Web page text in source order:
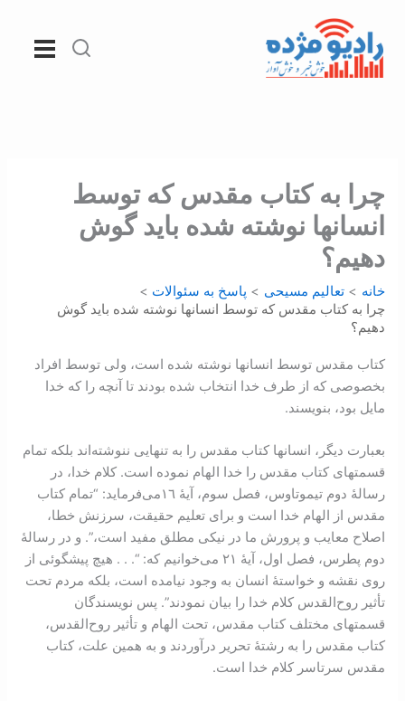
محتوا
چرا به کتاب ‌مقدس که توسط
انسانها نوشته شده باید گوش
دهیم؟
خانه تعالیم مسیحی
پاسخ به سئوالات
چرا به کتاب ‌مقدس که توسط انسانها نوشته شده باید گوش
دهیم؟
کتاب ‌مقدس توسط انسانها نوشته شده است، ولی توسط افراد
بخصوصی که از طرف خدا انتخاب شده بودند تا آنچه را که خدا
مایل بود، بنویسند.
بعبارت دیگر، انسانها کتاب ‌مقدس را به تنهایی ننوشته‌اند بلکه تمام
قسمتهای کتاب ‌مقدس را خدا الهام نموده است. کلام خدا، در
رسالۀ دوم تیموتاوس، فصل سوم، آیۀ ١٦می‌فرماید: “تمام کتاب
‌مقدس از الهام خدا است و برای تعلیم حقیقت، سرزنش خطا،
اصلاح معایب و پرورش ما در نیکی مطلق مفید است،”. و در رسالۀ
دوم پطرس، فصل اول، آیۀ ٢١ می‌خوانیم که: “. . . هیچ پیشگوئی از
روی نقشه و خواستۀ انسان به وجود نیامده ‌است، بلکه مردم تحت
‌تأثیر روح‌القدس کلام خدا را بیان نمودند”. پس نویسندگان
قسمتهای مختلف کتاب ‌مقدس، تحت الهام و تأثیر روح‌القدس،
کتاب‌ مقدس را به رشتۀ تحریر درآوردند و به همین علت، کتاب
‌مقدس سرتاسر کلام خدا است.